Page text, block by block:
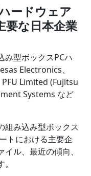
ードウェア
要な日本企業
み型ボックスPCハ
Electronics、
Limited (Fujitsu
Systems など
組み込み型ボックス
トにおける主要企
ル、最近の傾向、